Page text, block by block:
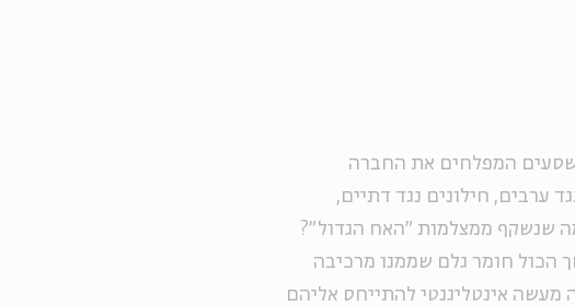
שסעים המפלחים את החברה
ערבים, חילונים נגד דתיים,
שנשקף ממצלמות "האח הגדול"?
הכול חומר גלם שממנו מרכיבה
אינטליגנטי להתייחס אליהם